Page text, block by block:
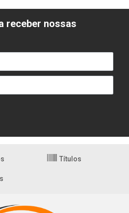
receber nossas
Títulos